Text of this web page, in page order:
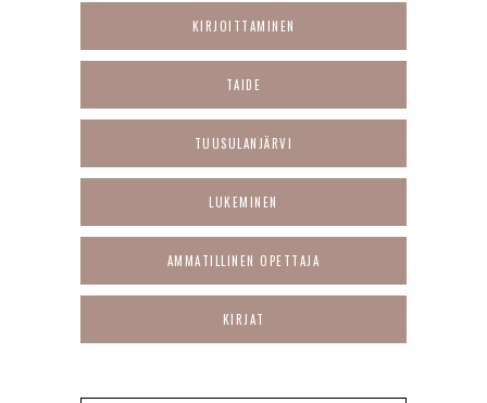
KIRJOITTAMINEN
TAIDE
TUUSULANJÄRVI
LUKEMINEN
AMMATILLINEN OPETTAJA
KIRJAT